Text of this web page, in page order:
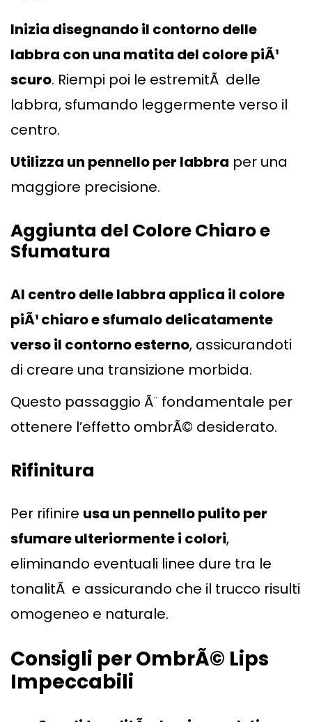
Inizia disegnando il contorno delle
labbra con una matita del colore piÃ¹
scuro. Riempi poi le estremitÃ delle
labbra, sfumando leggermente verso il
centro.
Utilizza un pennello per labbra per una
maggiore precisione.
Aggiunta del Colore Chiaro e
Sfumatura
Al centro delle labbra applica il colore
piÃ¹ chiaro e sfumalo delicatamente
verso il contorno esterno, assicurandoti
di creare una transizione morbida.
Questo passaggio Ã¨ fondamentale per
ottenere l’effetto ombrÃ© desiderato.
Rifinitura
Per rifinire usa un pennello pulito per
sfumare ulteriormente i colori,
eliminando eventuali linee dure tra le
tonalitÃ e assicurando che il trucco risulti
omogeneo e naturale.
Consigli per OmbrÃ© Lips
Impeccabili